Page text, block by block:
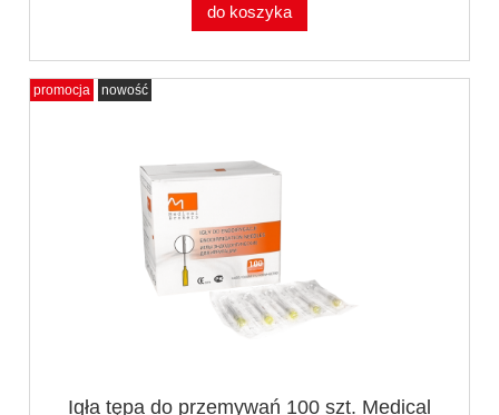
do koszyka
Igła tępa do przemywań 100 szt. Medical
promocja nowość